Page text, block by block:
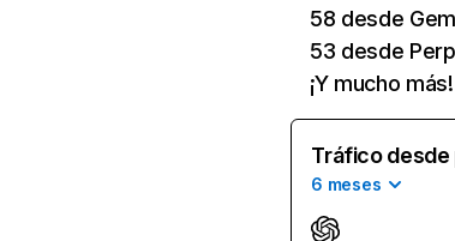
58 desde
53 desde
¡Y mucho más!
Tráfico desde
6 meses